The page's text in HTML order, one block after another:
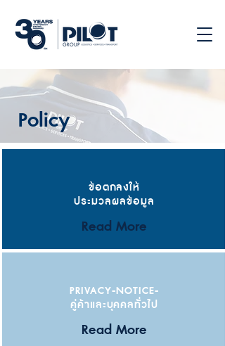
Policy
ข้อตกลงให้
ประมวลผลข้อมูล
Read More
PRIVACY-NOTICE-
คู่ค้าและบุคคลทั่วไป
Read More